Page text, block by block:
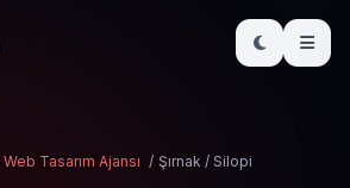
Web Tasarım Ajansı / Şırnak / Silopi